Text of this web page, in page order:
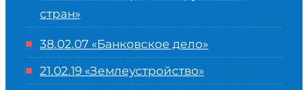
стран»
38.02.07 «Банковское дело»
21.02.19 «Землеустройство»